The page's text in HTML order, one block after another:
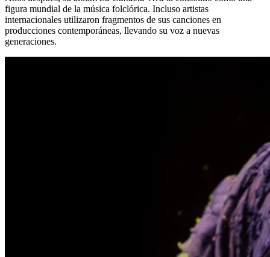
figura mundial de la música folclórica. Incluso artistas
internacionales utilizaron fragmentos de sus canciones en
producciones contemporáneas, llevando su voz a nuevas
generaciones.